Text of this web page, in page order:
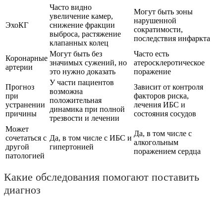
ЭхоКГ
Часто видно
увеличение камер,
снижение фракции
выброса, растяжение
клапанных колец
Могут быть зоны
нарушенной
сократимости,
последствия инфаркта
Коронарные
артерии
Могут быть без
значимых сужений, но
это нужно доказать
Часто есть
атеросклеротическое
поражение
Прогноз
при
устранении
причины
У части пациентов
возможна
положительная
динамика при полной
трезвости и лечении
Зависит от контроля
факторов риска,
лечения ИБС и
состояния сосудов
Может
сочетаться с
другой
патологией
Да, в том числе с ИБС и
гипертонией
Да, в том числе с
алкогольным
поражением сердца
Какие обследования помогают поставить
диагноз